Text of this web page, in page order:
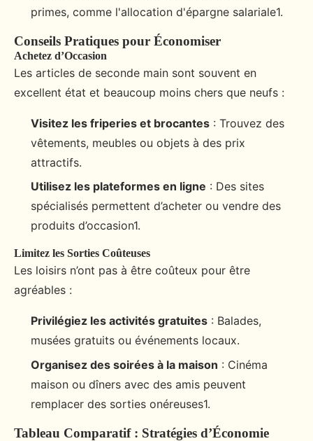
primes, comme l'allocation d'épargne salariale1.
Conseils Pratiques pour Économiser
Achetez d’Occasion
Les articles de seconde main sont souvent en
excellent état et beaucoup moins chers que neufs :
Visitez les friperies et brocantes : Trouvez des
vêtements, meubles ou objets à des prix
attractifs.
Utilisez les plateformes en ligne : Des sites
spécialisés permettent d’acheter ou vendre des
produits d’occasion1.
Limitez les Sorties Coûteuses
Les loisirs n’ont pas à être coûteux pour être
agréables :
Privilégiez les activités gratuites : Balades,
musées gratuits ou événements locaux.
Organisez des soirées à la maison : Cinéma
maison ou dîners avec des amis peuvent
remplacer des sorties onéreuses1.
Tableau Comparatif : Stratégies d’Économie